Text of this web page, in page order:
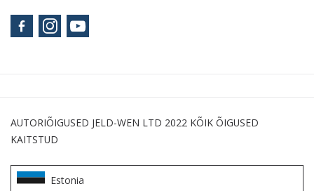
AUTORIÕIGUSED JELD-WEN LTD 2022 KÕIK ÕIGUSED
KAITSTUD
Estonia